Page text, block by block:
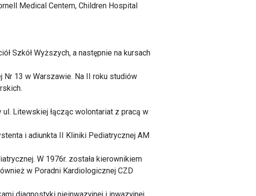
Medical Centem, Children Hospital
Szkół Wyższych, a następnie na kursach
13 w Warszawie. Na II roku studiów
Litewskiej łącząc wolontariat z pracą w
i adiunkta II Kliniki Pediatrycznej AM
W 1976r. została kierownikiem
w Poradni Kardiologicznej CZD